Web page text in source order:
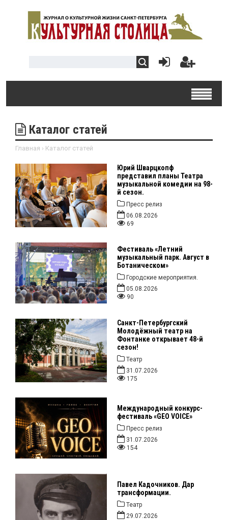
Каталог статей
Главная › Каталог статей
Юрий Шварцкопф
представил планы Театра
музыкальной комедии на 98-
й сезон.
Пресс релиз
06.08.2026
69
Фестиваль «Летний
музыкальный парк. Август в
Ботаническом»
Городские мероприятия.
05.08.2026
90
Санкт-Петербургский
Молодёжный театр на
Фонтанке открывает 48-й
сезон!
Театр
31.07.2026
175
Международный конкурс-
фестиваль «GEO VOICE»
Пресс релиз
31.07.2026
154
Павел Кадочников. Дар
трансформации.
Театр
29.07.2026